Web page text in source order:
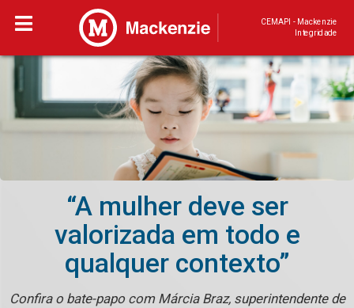
CEMAPI - Mackenzie
Integridade
“A mulher deve ser
valorizada em todo e
qualquer contexto”
Confira o bate-papo com Márcia Braz, superintendente de